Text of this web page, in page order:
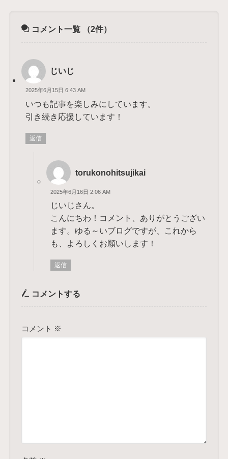
コメント一覧 （2件）
じいじ
2025年6月15日 6:43 AM
いつも記事を楽しみにしています。
引き続き応援しています！
返信
torukonohitsujikai
2025年6月16日 2:06 AM
じいじさん。
こんにちわ！コメント、ありがとうござい
ます。ゆる～いブログですが、これから
も、よろしくお願いします！
返信
コメントする
コメント ※